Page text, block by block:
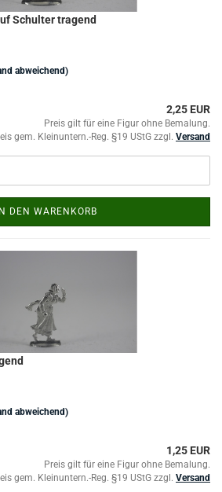
Schulter tragend
abweichend)
2,25 EUR
Preis gilt für eine Figur ohne Bemalung.
gem. Kleinuntern.-Reg. §19 UStG zzgl. Versand
IN DEN WARENKORB
abweichend)
1,25 EUR
Preis gilt für eine Figur ohne Bemalung.
gem. Kleinuntern.-Reg. §19 UStG zzgl. Versand